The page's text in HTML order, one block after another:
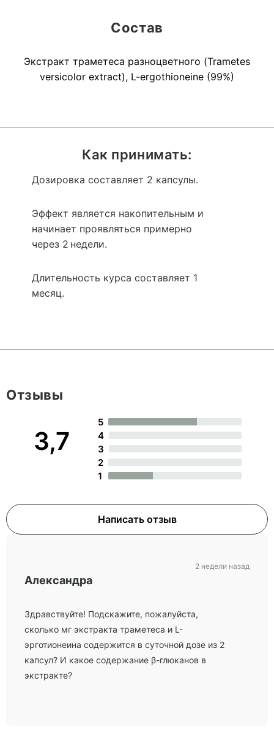
Как принимать:
Дозировка составляет 2 капсулы.
Эффект является накопительным и
начинает проявляться примерно
через 2 недели.
Длительность курса составляет 1
месяц.
Состав
Экстракт траметеса разноцветного (Trametes
versicolor extract), L-ergothioneine (99%)
3,7
5
4
3
2
1
Написать отзыв
Отзывы
Александра
Здравствуйте! Подскажите, пожалуйста,
сколько мг экстракта траметеса и L-
эрготионеина содержится в суточной дозе из 2
капсул? И какое содержание β-глюканов в
экстракте?
2 недели назад